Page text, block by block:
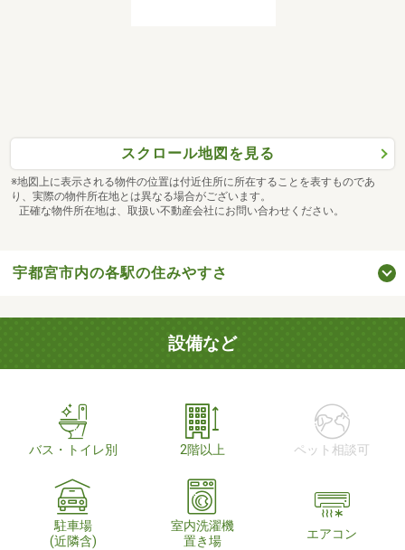
スクロール地図を見る
※地図上に表示される物件の位置は付近住所に所在することを表すものであ
り、実際の物件所在地とは異なる場合がございます。
正確な物件所在地は、取扱い不動産会社にお問い合わせください。
宇都宮市内の各駅の住みやすさ
設備など
バス・トイレ別 2階以上 ペット相談可
駐車場
(近隣含)
室内洗濯機
置き場
エアコン